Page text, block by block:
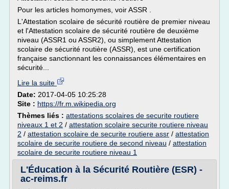
Pour les articles homonymes, voir ASSR .
L'Attestation scolaire de sécurité routière de premier niveau
et l'Attestation scolaire de sécurité routière de deuxième
niveau (ASSR1 ou ASSR2), ou simplement Attestation
scolaire de sécurité routière (ASSR), est une certification
française sanctionnant les connaissances élémentaires en
sécurité...
Lire la suite
Date: 2017-04-05 10:25:28
Site : https://fr.m.wikipedia.org
Thèmes liés : attestations scolaires de securite routiere
niveaux 1 et 2 / attestation scolaire securite routiere niveau
2 / attestation scolaire de securite routiere assr / attestation
scolaire de securite routiere de second niveau / attestation
scolaire de securite routiere niveau 1
L'Éducation à la Sécurité Routière (ESR) -
ac-reims.fr